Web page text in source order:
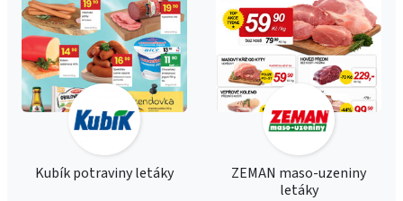
Kubík potraviny letáky
ZEMAN maso-uzeniny
letáky